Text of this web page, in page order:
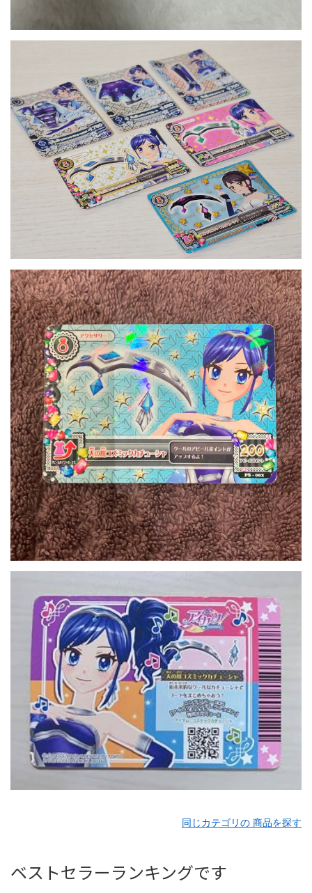
同じカテゴリの 商品を探す
ベストセラーランキングです